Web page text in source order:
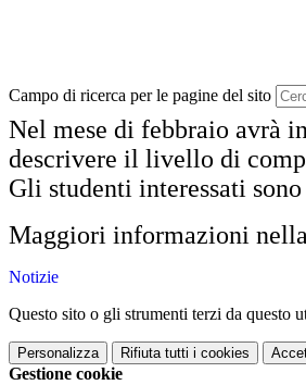
Campo di ricerca per le pagine del sito
Nel mese di febbraio avrà
descrivere il livello di
Gli studenti interessati
Maggiori informazioni nella
Notizie
Questo sito o gli strumenti terzi da questo
Personalizza Rifiuta tutti i cookies
Gestione cookie